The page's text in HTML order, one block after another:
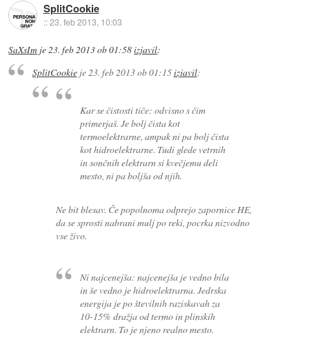
SplitCookie
::23. feb 2013, 10:03
SaXsIm je23. feb 2013 ob 01:58izjavil:
SplitCookieje23. feb 2013 ob 01:15izjavil:
Kar se čistosti tiče: odvisno s čim
primerjaš. Je bolj čista kot
termoelektrarne, ampak ni pa bolj čista
kot hidroelektrarne. Tudi glede vetrnih
in sončnih elektrarn si kvečjemu deli
mesto, ni pa boljša od njih.
Ne bit blesav. Če popolnoma odprejo zapornice HE,
da se sprosti nabrani mulj po reki, pocrka nizvodno
vse živo.
Ni najcenejša: najcenejša je vedno bila
in še vedno je hidroelektrarna. Jedrska
energija je po številnih raziskavah za
10-15% dražja od termo in plinskih
elektrarn. To je njeno realno mesto.